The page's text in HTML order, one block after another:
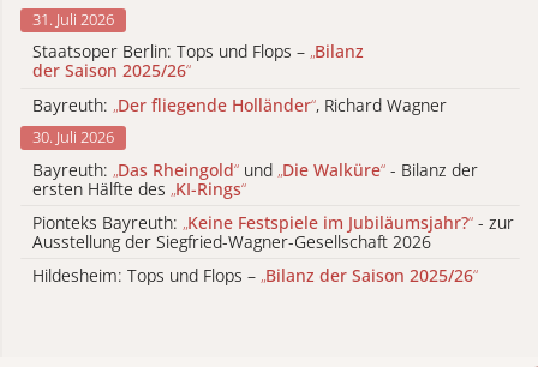
31. Juli 2026
Staatsoper Berlin: Tops und Flops – „Bilanz
der Saison 2025/26“
Bayreuth: „Der fliegende Holländer“, Richard Wagner
30. Juli 2026
Bayreuth: „Das Rheingold“ und „Die Walküre“ - Bilanz der
ersten Hälfte des „KI-Rings“
Pionteks Bayreuth: „Keine Festspiele im Jubiläumsjahr?“ - zur
Ausstellung der Siegfried-Wagner-Gesellschaft 2026
Hildesheim: Tops und Flops – „Bilanz der Saison 2025/26“